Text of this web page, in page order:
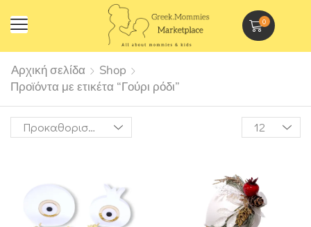
0
Αρχική σελίδα
Shop
Προϊόντα με ετικέτα “Γούρι ρόδι”